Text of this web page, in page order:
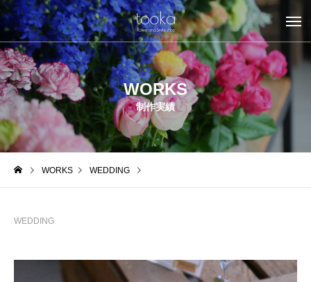
WORKS
制作実績
WORKS WEDDING
WEDDING